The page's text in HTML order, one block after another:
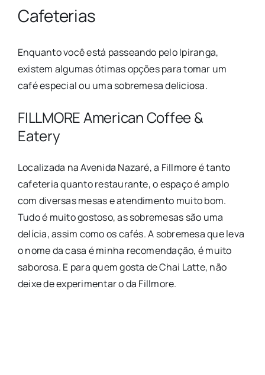
Cafeterias
Enquanto você está passeando pelo Ipiranga,
existem algumas ótimas opções para tomar um
café especial ou uma sobremesa deliciosa.
FILLMORE American Coffee &
Eatery
Localizada na Avenida Nazaré, a Fillmore é tanto
cafeteria quanto restaurante, o espaço é amplo
com diversas mesas e atendimento muito bom.
Tudo é muito gostoso, as sobremesas são uma
delícia, assim como os cafés. A sobremesa que leva
o nome da casa é minha recomendação, é muito
saborosa. E para quem gosta de Chai Latte, não
deixe de experimentar o da Fillmore.